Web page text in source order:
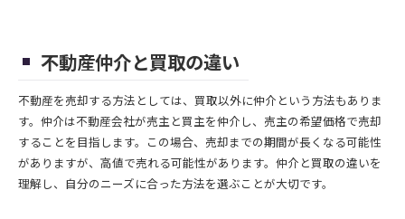
不動産仲介と買取の違い
不動産を売却する方法としては、買取以外に仲介という方法もありま
す。仲介は不動産会社が売主と買主を仲介し、売主の希望価格で売却
することを目指します。この場合、売却までの期間が長くなる可能性
がありますが、高値で売れる可能性があります。仲介と買取の違いを
理解し、自分のニーズに合った方法を選ぶことが大切です。